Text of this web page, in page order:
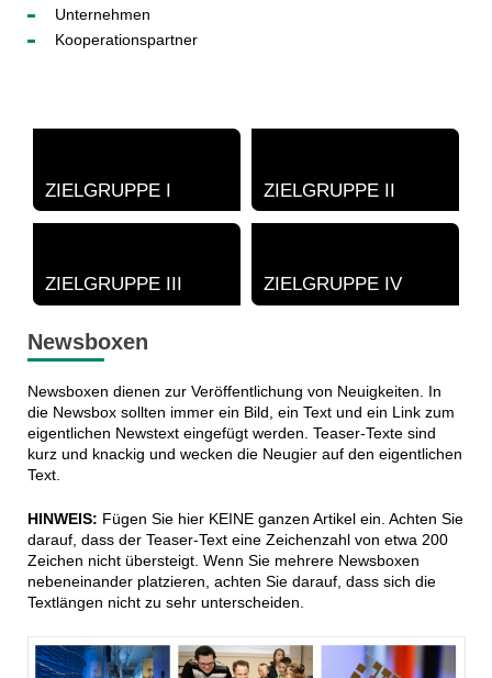
Unternehmen
Kooperationspartner
ZIELGRUPPE I ZIELGRUPPE II
ZIELGRUPPE III ZIELGRUPPE IV
Newsboxen
Newsboxen dienen zur Veröffentlichung von Neuigkeiten. In
die Newsbox sollten immer ein Bild, ein Text und ein Link zum
eigentlichen Newstext eingefügt werden. Teaser-Texte sind
kurz und knackig und wecken die Neugier auf den eigentlichen
Text.
HINWEIS: Fügen Sie hier KEINE ganzen Artikel ein. Achten Sie
darauf, dass der Teaser-Text eine Zeichenzahl von etwa 200
Zeichen nicht übersteigt. Wenn Sie mehrere Newsboxen
nebeneinander platzieren, achten Sie darauf, dass sich die
Textlängen nicht zu sehr unterscheiden.